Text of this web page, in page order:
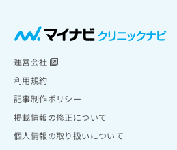
運営会社
利用規約
記事制作ポリシー
掲載情報の修正について
個人情報の取り扱いについて